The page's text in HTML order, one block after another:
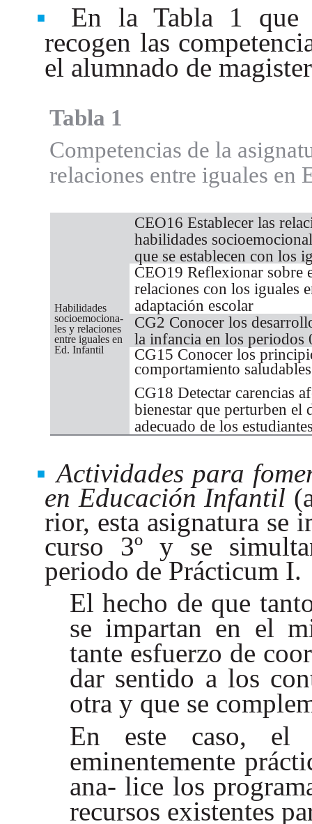
En la Tabla 1 que
recogen las
el alumnado de
Tabla 1
Competencias de la
relaciones entre iguales en
Habilidades
socioemociona-
les y relaciones
entre iguales en
Ed. Infantil
CEO16 Establecer las
habilidades
que se establecen con los
CEO19 Reflexionar sobre
relaciones con los iguales
adaptación escolar
CG2 Conocer los
la infancia en los periodos
CG15 Conocer los
comportamiento
CG18 Detectar carencias
bienestar que perturben
adecuado de los
Actividades para
en Educación Infantil
rior, esta asignatura se
curso 3º y se
periodo de Prácticum I.
El hecho de que
se impartan en el
tante esfuerzo de
dar sentido a los
otra y que se
En este caso, el
eminentemente
ana- lice los
recursos existentes